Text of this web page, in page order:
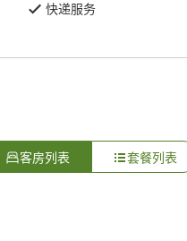
快递服务
客房列表 套餐列表